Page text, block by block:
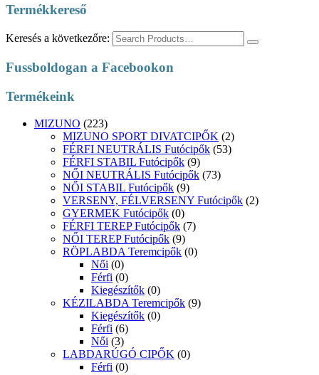
Termékkereső
Keresés a következőre:
Fussboldogan a Facebookon
Termékeink
MIZUNO (223)
MIZUNO SPORT DIVATCIPŐK (2)
FÉRFI NEUTRÁLIS Futócipők (53)
FÉRFI STABIL Futócipők (9)
NŐI NEUTRÁLIS Futócipők (73)
NŐI STABIL Futócipők (9)
VERSENY, FÉLVERSENY Futócipők (2)
GYERMEK Futócipők (0)
FÉRFI TEREP Futócipők (7)
NŐI TEREP Futócipők (9)
RÖPLABDA Teremcipők (0)
Női (0)
Férfi (0)
Kiegészítők (0)
KÉZILABDA Teremcipők (9)
Kiegészítők (0)
Férfi (6)
Női (3)
LABDARÚGÓ CIPŐK (0)
Férfi (0)